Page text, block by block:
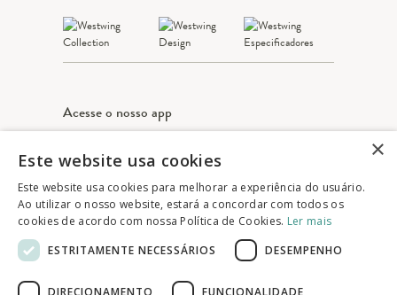
Acesse o nosso app
Apple Store Google play
© 2025 Westwing Comércio Varejista S.A
WESTWING COMÉRCIO VAREJISTA S.A
CNPJ: 14.776.142/0001-50
×
Este website usa cookies
Este website usa cookies para melhorar a experiência do usuário.
Ao utilizar o nosso website, estará a concordar com todos os
cookies de acordo com nossa Política de Cookies. Ler mais
ESTRITAMENTE NECESSÁRIOS
DESEMPENHO
DIRECIONAMENTO FUNCIONALIDADE